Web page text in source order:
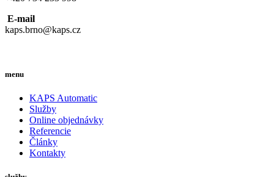
E-mail
kaps.brno@kaps.cz
menu
KAPS Automatic
Služby
Online objednávky
Referencie
Články
Kontakty